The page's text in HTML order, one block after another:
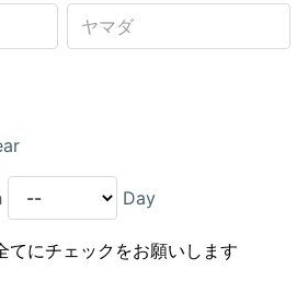
Day
てにチェックをお願いします